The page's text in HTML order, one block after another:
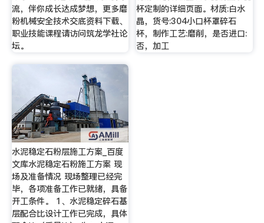
流，伴你成长达成梦想，更多磨
粉机械安全技术交底资料下载、
职业技能课程请访问筑龙学社论
坛。
杯定制的详细页面。材质:白水
晶，货号:304小口杯罩碎石
杯，制作工艺:磨削，是否进口:
否，加工
水泥稳定石粉层施工方案_百度
文库水泥稳定石粉施工方案 现
场及准备情况 现场整理已经完
毕，各项准备工作已就绪，具备
开工条件。 1、水泥稳定碎石基
层配合比设计工作已完成，具体